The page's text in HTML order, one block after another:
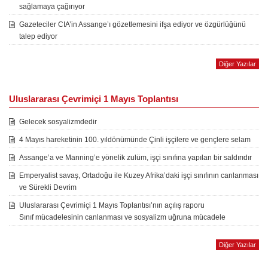
sağlamaya çağırıyor
Gazeteciler CIA’in Assange’ı gözetlemesini ifşa ediyor ve özgürlüğünü
talep ediyor
Diğer Yazılar
Uluslararası Çevrimiçi 1 Mayıs Toplantısı
Gelecek sosyalizmdedir
4 Mayıs hareketinin 100. yıldönümünde Çinli işçilere ve gençlere selam
Assange’a ve Manning’e yönelik zulüm, işçi sınıfına yapılan bir saldırıdır
Emperyalist savaş, Ortadoğu ile Kuzey Afrika’daki işçi sınıfının canlanması
ve Sürekli Devrim
Uluslararası Çevrimiçi 1 Mayıs Toplantısı’nın açılış raporu
Sınıf mücadelesinin canlanması ve sosyalizm uğruna mücadele
Diğer Yazılar